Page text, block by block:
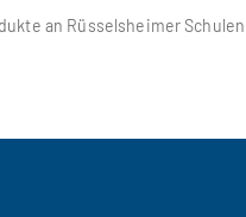
an Rüsselsheimer Schulen